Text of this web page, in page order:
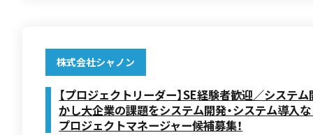
株式会社シャノン
【プロジェクトリーダー】SE経験者歓迎／システ
かし大企業の課題をシステム開発・システム導入
プロジェクトマネージャー候補募集！